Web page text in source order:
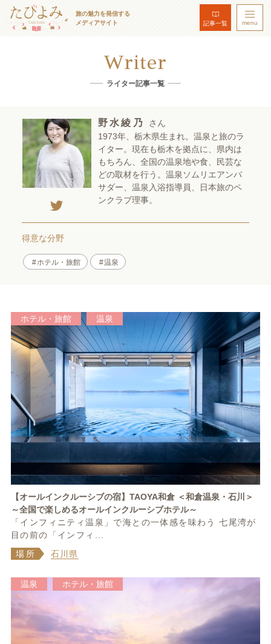
旅の魅力を発信する
メディアサイト
記事一覧 menu
Writer
ライター記事一覧
野水綾乃
さん
1973年、栃木県生まれ。温泉と旅のラ
イター。現在も栃木を拠点に、県内は
もちろん、全国の温泉地や食、民芸な
どの取材を行う。温泉ソムリエアンバ
サダー、温泉入浴指導員、日本旅のペ
ンクラブ理事。
得意な分野
ホテル・旅館 温泉
ホテル・旅館 温泉
【オールインクルーシブの宿】TAOYA和倉 ＜和倉温泉・石川＞
～全国で楽しめるオールインクルーシブホテル～
「インフィニティ温泉」で海との一体感を味わう 七尾湾が
目の前の「インフィ...
場所
石川県
温泉 ホテル・旅館